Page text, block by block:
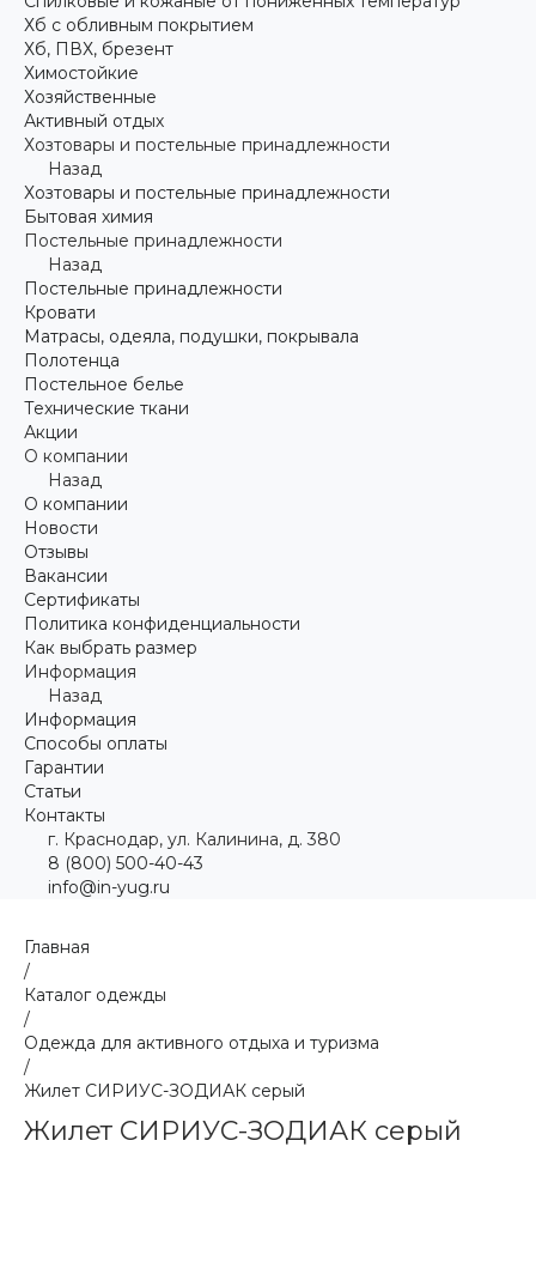
Хб с обливным покрытием
Хб, ПВХ, брезент
Химостойкие
Хозяйственные
Активный отдых
Хозтовары и постельные принадлежности
Назад
Хозтовары и постельные принадлежности
Бытовая химия
Постельные принадлежности
Назад
Постельные принадлежности
Кровати
Матрасы, одеяла, подушки, покрывала
Полотенца
Постельное белье
Технические ткани
Акции
О компании
Назад
О компании
Новости
Отзывы
Вакансии
Сертификаты
Политика конфиденциальности
Как выбрать размер
Информация
Назад
Информация
Способы оплаты
Гарантии
Статьи
Контакты
г. Краснодар, ул. Калинина, д. 380
8 (800) 500-40-43
info@in-yug.ru
Главная
/
Каталог одежды
/
Одежда для активного отдыха и туризма
/
Жилет СИРИУС-ЗОДИАК серый
Жилет СИРИУС-ЗОДИАК серый